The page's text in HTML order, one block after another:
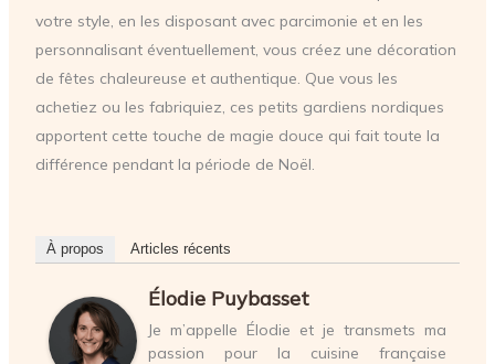
votre style, en les disposant avec parcimonie et en les
personnalisant éventuellement, vous créez une décoration
de fêtes chaleureuse et authentique. Que vous les
achetiez ou les fabriquiez, ces petits gardiens nordiques
apportent cette touche de magie douce qui fait toute la
différence pendant la période de Noël.
À propos Articles récents
Élodie Puybasset
Je m’appelle Élodie et je transmets ma
passion pour la cuisine française